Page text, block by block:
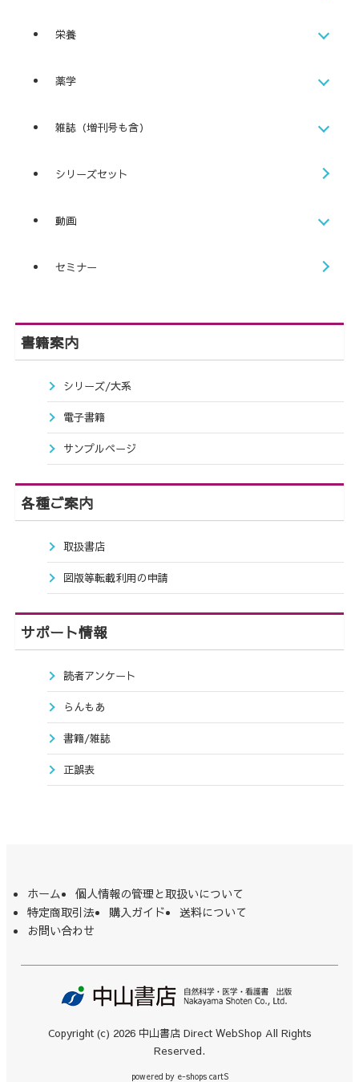
栄養
薬学
雑誌（増刊号も含）
シリーズセット
動画
セミナー
書籍案内
シリーズ/大系
電子書籍
サンプルページ
各種ご案内
取扱書店
図版等転載利用の申請
サポート情報
読者アンケート
らんもあ
書籍/雑誌
正誤表
ホーム
個人情報の管理と取扱いについて
特定商取引法
購入ガイド
送料について
お問い合わせ
Copyright (c) 2026 中山書店 Direct WebShop All Rights
Reserved.
powered by e-shops cartS